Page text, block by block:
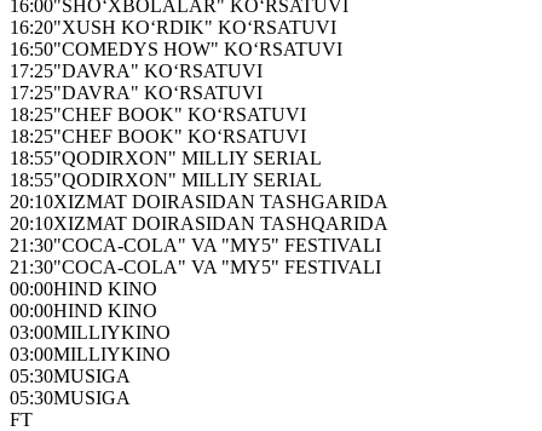
16:00"SHO‘XBOLALAR" KO‘RSATUVI
16:20"XUSH KO‘RDIK" KO‘RSATUVI
16:50"COMEDYS HOW" KO‘RSATUVI
17:25"DAVRA" KO‘RSATUVI
17:25"DAVRA" KO‘RSATUVI
18:25"CHEF BOOK" KO‘RSATUVI
18:25"CHEF BOOK" KO‘RSATUVI
18:55"QODIRXON" MILLIY SERIAL
18:55"QODIRXON" MILLIY SERIAL
20:10XIZMAT DOIRASIDAN TASHGARIDA
20:10XIZMAT DOIRASIDAN TASHQARIDA
21:30"COCA-COLA" VA "MY5" FESTIVALI
21:30"COCA-COLA" VA "MY5" FESTIVALI
00:00HIND KINO
00:00HIND KINO
03:00MILLIYKINO
03:00MILLIYKINO
05:30MUSIGA
05:30MUSIGA
FT